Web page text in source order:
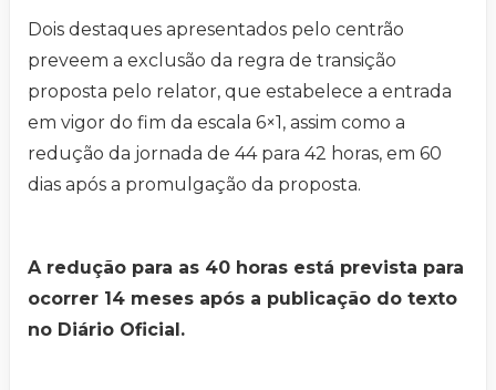
Dois destaques apresentados pelo centrão
preveem a exclusão da regra de transição
proposta pelo relator, que estabelece a entrada
em vigor do fim da escala 6×1, assim como a
redução da jornada de 44 para 42 horas, em 60
dias após a promulgação da proposta.
A redução para as 40 horas está prevista para
ocorrer 14 meses após a publicação do texto
no Diário Oficial.